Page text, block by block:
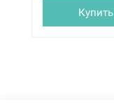
(29119000)
Купить